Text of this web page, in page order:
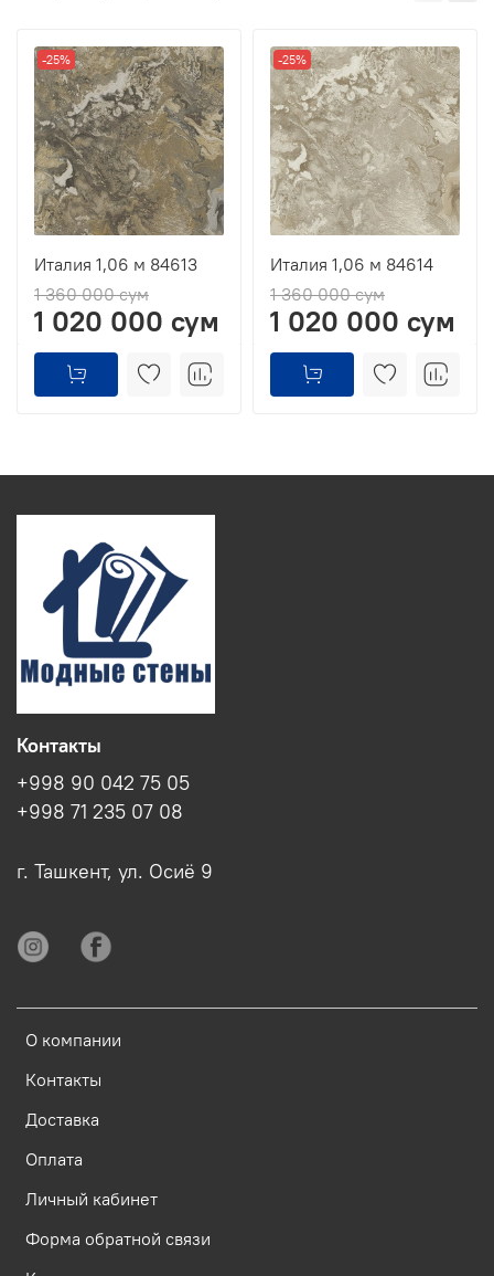
-25%
Италия 1,06 м 84613
1 360 000 сум
1 020 000 сум
-25%
Италия 1,06 м 84614
1 360 000 сум
1 020 000 сум
О компании
Контакты
Доставка
Оплата
Личный кабинет
Форма обратной связи
Контакты
+998 90 042 75 05
+998 71 235 07 08
г. Ташкент, ул. Осиё 9